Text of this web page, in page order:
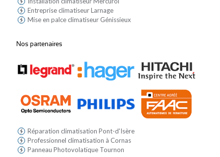
Entreprise climatiseur Larnage
Mise en palce climatiseur Génissieux
Nos partenaires
Réparation climatisation Pont-d'Isère
Professionnel climatisation à Cornas
Panneau Photovolatïque Tournon